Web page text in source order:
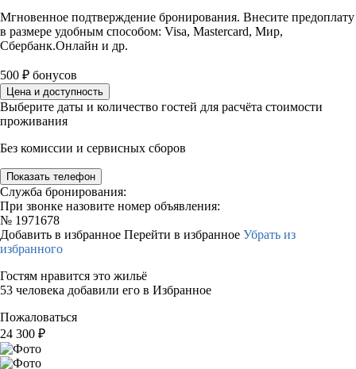
Мгновенное подтверждение бронирования. Внесите предоплату
в размере удобным способом: Visa, Mastercard, Мир,
Сбербанк.Онлайн и др.
500 ₽ бонусов
Цена и доступность
Выберите даты и количество гостей для расчёта стоимости
проживания
Без комиссии и сервисных сборов
Показать телефон
Служба бронирования:
При звонке назовите номер объявления:
№ 1971678
Добавить в избранное Перейти в избранное Убрать из
избранного
Гостям нравится это жильё
53 человека добавили его в Избранное
Пожаловаться
24 300 ₽